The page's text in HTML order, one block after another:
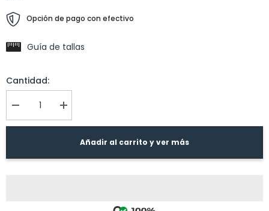
Opción de pago con efectivo
Guía de tallas
Cantidad:
Error:
Missing
for
I18n
Error:
Missing
value
for
Añadir al carrito y ver más